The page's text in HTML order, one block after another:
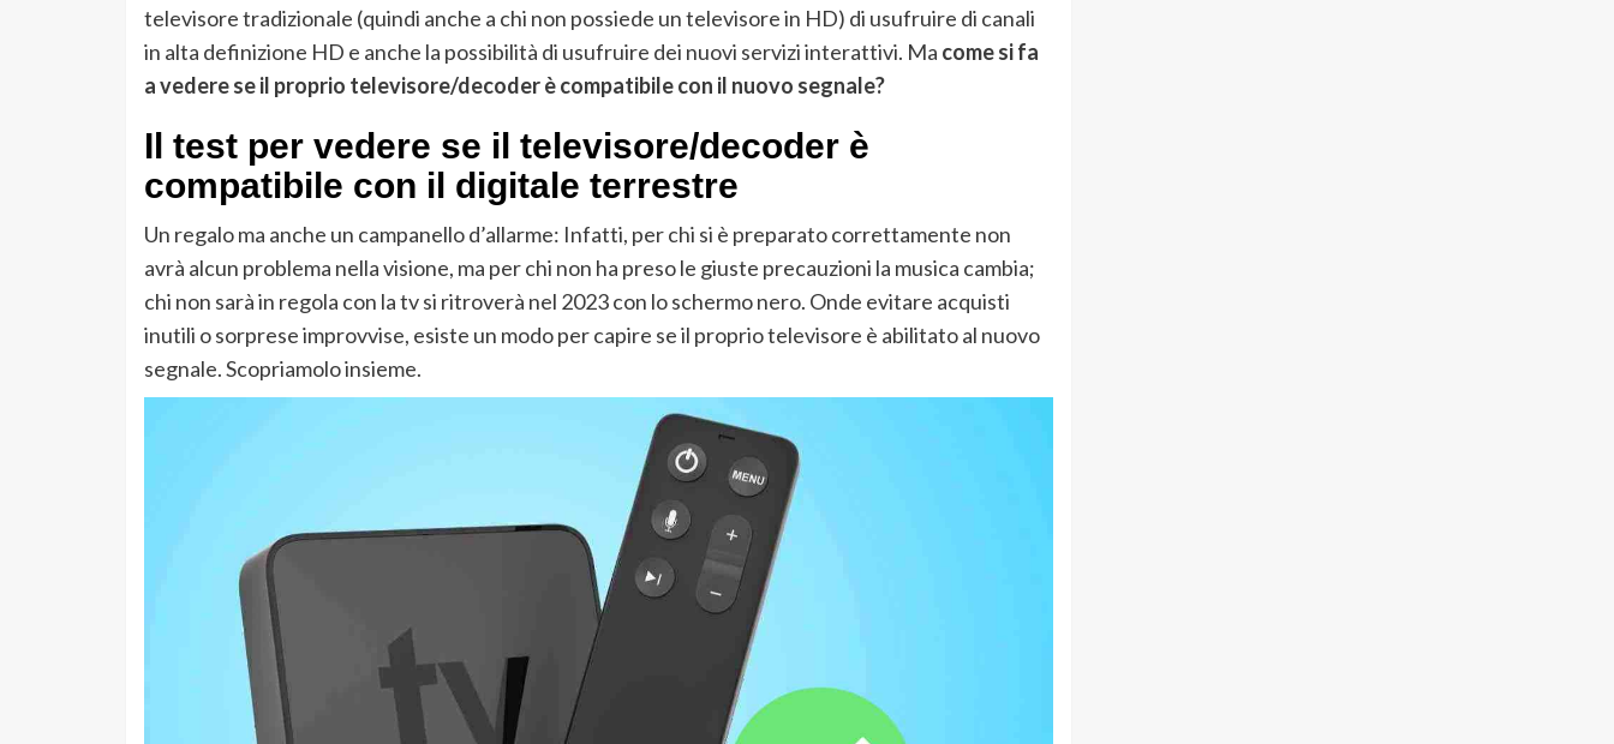
televisore tradizionale (quindi anche a chi non possiede un televisore in HD) di usufruire di canali
in alta definizione HD e anche la possibilità di usufruire dei nuovi servizi interattivi. Ma come si fa
a vedere se il proprio televisore/decoder è compatibile con il nuovo segnale?
Il test per vedere se il televisore/decoder è
compatibile con il digitale terrestre
Un regalo ma anche un campanello d’allarme: Infatti, per chi si è preparato correttamente non
avrà alcun problema nella visione, ma per chi non ha preso le giuste precauzioni la musica cambia;
chi non sarà in regola con la tv si ritroverà nel 2023 con lo schermo nero. Onde evitare acquisti
inutili o sorprese improvvise, esiste un modo per capire se il proprio televisore è abilitato al nuovo
segnale. Scopriamolo insieme.